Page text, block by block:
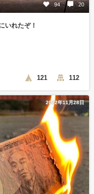
94 20
いれたぞ！
121 112
2022年11月28日